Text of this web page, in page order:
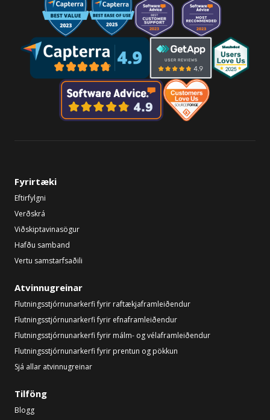
Fyrirtæki
Eftirfylgni
Verðskrá
Viðskiptavinasögur
Hafðu samband
Vertu samstarfsaðili
Atvinnugreinar
Flutningsstjórnunarkerfi fyrir raftækjaframleiðendur
Flutningsstjórnunarkerfi fyrir efnaframleiðendur
Flutningsstjórnunarkerfi fyrir málm- og vélaframleiðendur
Flutningsstjórnunarkerfi fyrir prentun og pökkun
Sjá allar atvinnugreinar
Tilföng
Blogg